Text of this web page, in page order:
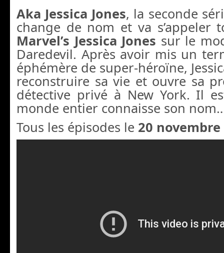
Aka Jessica Jones, la seconde
change de nom et va s’appeler
Marvel’s Jessica Jones sur le
Daredevil. Après avoir mis un
éphémère de super-héroïne,
reconstruire sa vie et ouvre sa
détective privé à New York. Il
monde entier connaisse son
Tous les épisodes le 20 novembre